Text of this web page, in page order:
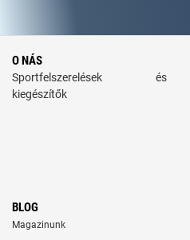
O NÁS
Sportfelszerelések és
kiegészítők
BLOG
Magazinunk